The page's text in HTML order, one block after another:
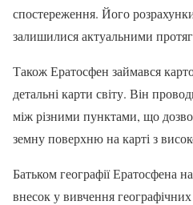
спостереження. Його
залишилися актуальними
Також Ератосфен займався
детальні карти світу. Він
між різними пунктами, що
земну поверхню на карті з
Батьком географії Ератосфена
внесок у вивчення